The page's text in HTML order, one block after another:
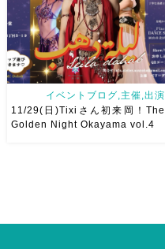
申し込みスタートです
【
イベントブログ,主催,出演
11/29(日)Tixiさん初来岡！The
Golden Night Okayama vol.4